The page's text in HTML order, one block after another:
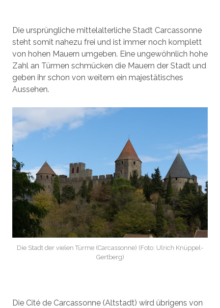
Die ursprüngliche mittelalterliche Stadt Carcassonne
steht somit nahezu frei und ist immer noch komplett
von hohen Mauern umgeben. Eine ungewöhnlich hohe
Zahl an Türmen schmücken die Mauern der Stadt und
geben ihr schon von weitem ein majestätisches
Aussehen.
Die Stadt der vielen Türme (Carcassonne) (Foto: Ulrich Knüppel-
Gertberg)
Die Cité de Carcassonne (Altstadt) wird übrigens von